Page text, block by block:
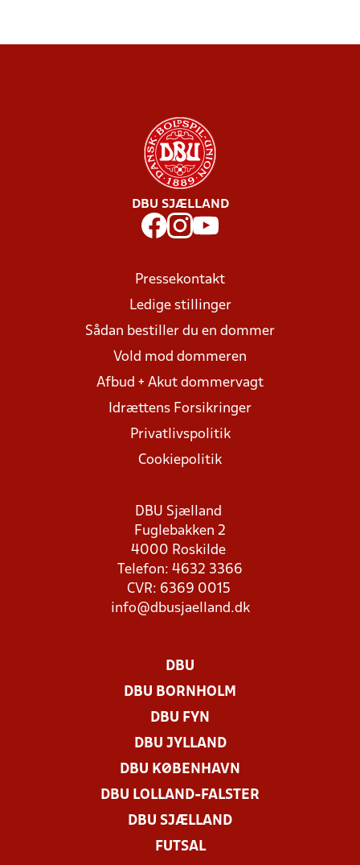
DBU SJÆLLAND
Pressekontakt
Ledige stillinger
Sådan bestiller du en dommer
Vold mod dommeren
Afbud + Akut dommervagt
Idrættens Forsikringer
Privatlivspolitik
Cookiepolitik
DBU Sjælland
Fuglebakken 2
4000 Roskilde
Telefon: 4632 3366
CVR: 6369 0015
info@dbusjaelland.dk
DBU
DBU BORNHOLM
DBU FYN
DBU JYLLAND
DBU KØBENHAVN
DBU LOLLAND-FALSTER
DBU SJÆLLAND
FUTSAL